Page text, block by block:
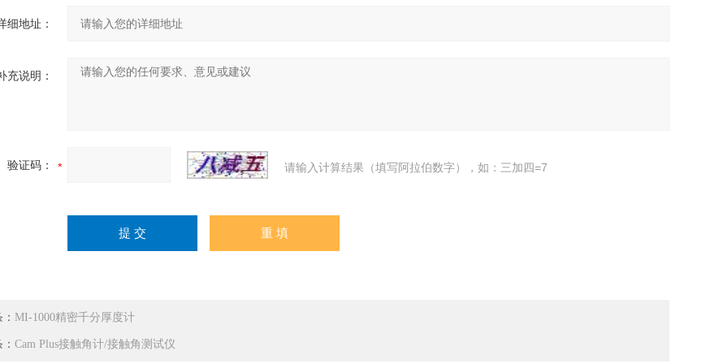
细地址：
充说明：
验证码： 请输入计算结果（填写阿拉伯数字），如：三加四=7
MI-1000精密千分厚度计
Cam Plus接触角计/接触角测试仪